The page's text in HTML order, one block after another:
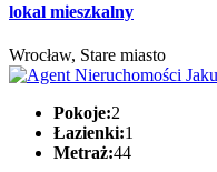
lokal mieszkalny
Wrocław, Stare miasto
Pokoje:2
Łazienki:1
Metraż:44